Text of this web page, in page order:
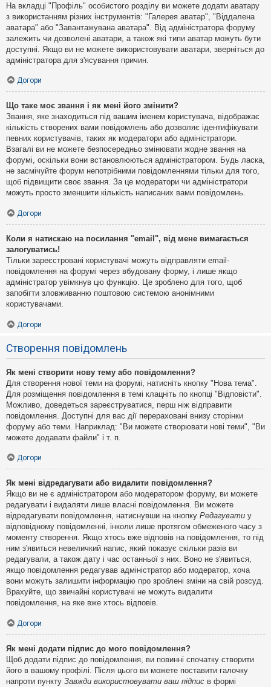
На вкладці "Профіль" особистого розділу ви можете додати аватару
з використанням різних інструментів: "Галерея аватар", "Віддалена
аватара" або "Завантажувана аватара". Від адміністратора форуму
залежить чи дозволені аватари, а також які типи аватар можуть бути
доступні. Якщо ви не можете використовувати аватари, зверніться до
адміністратора для з'ясування причин.
Догори
Що таке моє звання і як мені його змінити?
Звання, яке знаходиться під вашим іменем користувача, відображає
кількість створених вами повідомлень або дозволяє ідентифікувати
певних користувачів, таких як модератори або адміністратори.
Взагалі ви не можете безпосередньо змінювати жодне звання на
форумі, оскільки вони встановлюються адміністратором. Будь ласка,
не засмічуйте форум непотрібними повідомленнями тільки для того,
щоб підвищити своє звання. За це модератори чи адміністратори
можуть просто зменшити кількість написаних вами повідомлень.
Догори
Коли я натискаю на посилання "email", від мене вимагається
залогуватись!
Тільки зареєстровані користувачі можуть відправляти email-
повідомлення на форумі через вбудовану форму, і лише якщо
адміністратор увімкнув цю функцію. Це зроблено для того, щоб
запобігти зловживанню поштовою системою анонімними
користувачами.
Догори
Створення повідомлень
Як мені створити нову тему або повідомлення?
Для створення нової теми на форумі, натисніть кнопку "Нова тема".
Для розміщення повідомлення в темі клацніть по кнопці "Відповісти".
Можливо, доведеться зареєструватися, перш ніж відправити
повідомлення. Доступні для вас дії перераховані внизу сторінки
форуму або теми. Наприклад: "Ви можете створювати нові теми", "Ви
можете додавати файли" і т. п.
Догори
Як мені відредагувати або видалити повідомлення?
Якщо ви не є адміністратором або модератором форуму, ви можете
редагувати і видаляти лише власні повідомлення. Ви можете
відредагувати повідомлення, натиснувши на кнопку Редагувати у
відповідному повідомленні, інколи лише протягом обмеженого часу з
моменту створення. Якщо хтось вже відповів на повідомлення, то під
ним з'явиться невеличкий напис, який показує скільки разів ви
редагували, а також дату і час останньої з них. Воно не з'явиться,
якщо повідомлення редагував адміністратор або модератор, хоча
вони можуть залишити інформацію про зроблені зміни на свій розсуд.
Врахуйте, що звичайні користувачі не можуть видалити
повідомлення, на яке вже хтось відповів.
Догори
Як мені додати підпис до мого повідомлення?
Щоб додати підпис до повідомлення, ви повинні спочатку створити
його в вашому профілі. Після цього ви можете поставити галочку
напроти пункту Завжди використовувати ваш підпис в формі